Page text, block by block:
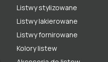
Listwy stylizowane
Listwy lakierowane
Listwy fornirowane
Kolory listew